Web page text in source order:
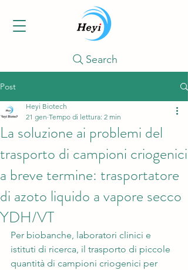
Search
Post
La soluzione ai problemi del
trasporto di campioni criogenici
a breve termine: trasportatore
di azoto liquido a vapore secco
YDH/VT
Heyi Biotech
21 gen Tempo di lettura: 2 min
Per biobanche, laboratori clinici e
istituti di ricerca, il trasporto di piccole
quantità di campioni criogenici per